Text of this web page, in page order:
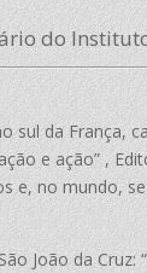
do
sul da
e ação” ,
e, no mundo,
João da